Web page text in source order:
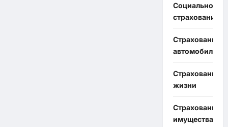
Социальное
страхование
Страхование
автомобиля
Страхование
жизни
Страхование
имущества